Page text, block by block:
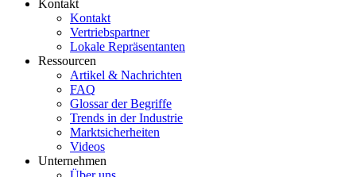
Kontakt
Kontakt
Vertriebspartner
Lokale Repräsentanten
Ressourcen
Artikel & Nachrichten
FAQ
Glossar der Begriffe
Trends in der Industrie
Marktsicherheiten
Videos
Unternehmen